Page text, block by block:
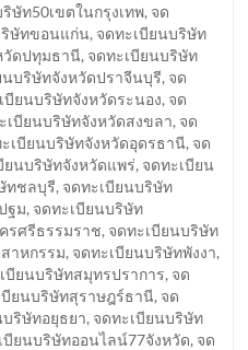
ษัท50เขตในกรุงเทพ, จด
ษัทขอนแก่น, จดทะเบียนบริษัท
วัดปทุมธานี, จดทะเบียนบริษัท
นบริษัทจังหวัดปราจีนบุรี, จด
บียนบริษัทจังหวัดระนอง, จด
เบียนบริษัทจังหวัดสงขลา, จด
เบียนบริษัทจังหวัดอุดรธานี, จด
ยนบริษัทจังหวัดแพร่, จดทะเบียน
ทชลบุรี, จดทะเบียนบริษัท
ฐม, จดทะเบียนบริษัท
รศรีธรรมราช, จดทะเบียนบริษัท
าหกรรม, จดทะเบียนบริษัทพังงา,
บียนบริษัทสมุทรปราการ, จด
บียนบริษัทสุราษฎร์ธานี, จด
ริษัทอยุธยา, จดทะเบียนบริษัท
บียนบริษัทออนไลน์77จังหวัด, จด